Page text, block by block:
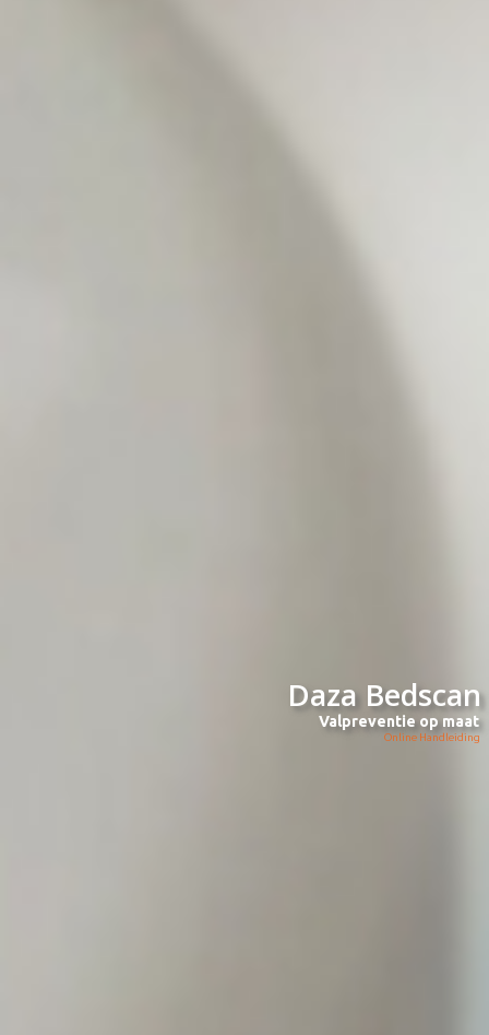
Daza Bedscan
Valpreventie op maat
Online Handleiding